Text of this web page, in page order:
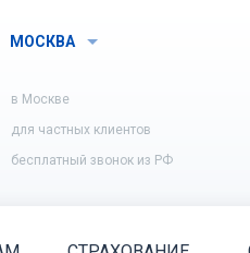
МОСКВА
в Москве
для частных клиентов
бесплатный звонок из РФ